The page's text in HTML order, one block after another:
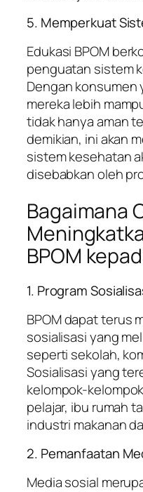
5. Memperkuat
Edukasi BPOM
penguatan sistem
Dengan konsumen
mereka lebih
tidak hanya aman
demikian, ini akan
sistem kesehatan
disebabkan oleh
Bagaimana
BPOM
1. Program
BPOM dapat terus
sosialisasi yang
seperti sekolah,
Sosialisasi yang
kelompok-
pelajar, ibu rumah
industri makanan
2. Pemanfaatan
Media sosial